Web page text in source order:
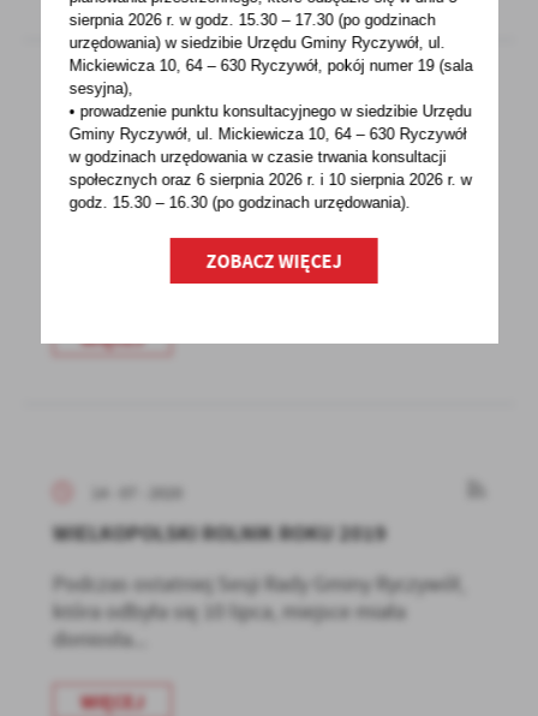
14 - 07 - 2020
XIX SESJA RADY GMINY
Dnia 10 lipca 2020 roku w Sali sesyjnej Urzędu
Gminy odbyła się XIX Sesja Rady Gminy.
Przewodniczący...
WIĘCEJ
14 - 07 - 2020
WIELKOPOLSKI ROLNIK ROKU 2019
Podczas ostatniej Sesji Rady Gminy Ryczywół,
która odbyła się 10 lipca, miejsce miała
doniosła...
WIĘCEJ
sierpnia 2026 r.w godz. 15.30 – 17.30 (po godzinach
urzędowania) w siedzibie Urzędu Gminy Ryczywół, ul.
Mickiewicza 10, 64 – 630 Ryczywół, pokójnumer 19 (sala
sesyjna),
• prowadzenie punktu konsultacyjnego w siedzibie Urzędu
Gminy Ryczywół, ul. Mickiewicza 10, 64 – 630 Ryczywół
w godzinachurzędowania w czasie trwania konsultacji
społecznych oraz 6 sierpnia 2026 r. i 10 sierpnia 2026 r. w
godz. 15.30 – 16.30 (po godzinachurzędowania).
ZOBACZ WIĘCEJ